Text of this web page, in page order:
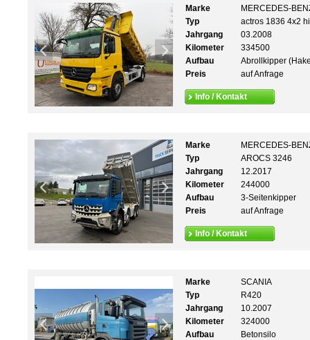
Marke
MERCEDES-
Typ
actros 1836 4x2
Jahrgang
03.2008
Kilometer
334500
Aufbau
Abrollkipper
Preis
auf Anfrage
Info / Kontakt
Marke
MERCEDES-
Typ
AROCS 3246
Jahrgang
12.2017
Kilometer
244000
Aufbau
3-Seitenkipper
Preis
auf Anfrage
Info / Kontakt
Marke
SCANIA
Typ
R420
Jahrgang
10.2007
Kilometer
324000
Aufbau
Betonsilo